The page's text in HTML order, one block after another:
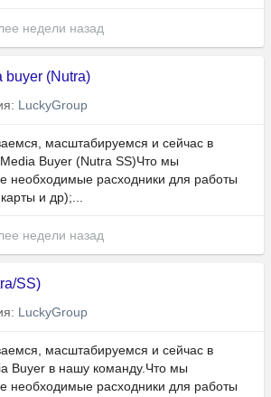
недели назад
buyer (Nutra)
LuckyGroup
масштабируемся и сейчас в
Buyer (Nutra SS)Что мы
необходимые расходники для работы
и др);...
недели назад
SS)
LuckyGroup
масштабируемся и сейчас в
Buyer в нашу команду.Что мы
необходимые расходники для работы